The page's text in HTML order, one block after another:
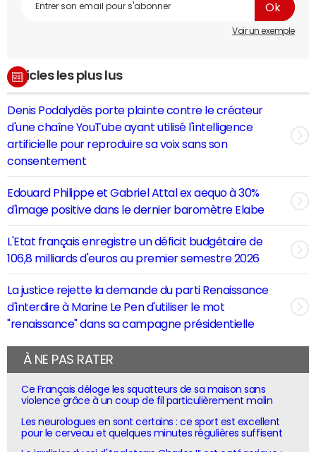
Voir un exemple
Articles les plus lus
Denis Podalydès porte plainte contre le créateur
d'une chaîne YouTube ayant utilisé l'intelligence
artificielle pour reproduire sa voix sans son
consentement
Edouard Philippe et Gabriel Attal ex aequo à 30%
d'image positive dans le dernier baromètre Elabe
L'Etat français enregistre un déficit budgétaire de
106,8 milliards d'euros au premier semestre 2026
La justice rejette la demande du parti Renaissance
d'interdire à Marine Le Pen d'utiliser le mot
"renaissance" dans sa campagne présidentielle
À NE PAS RATER
Ce Français déloge les squatteurs de sa maison sans
violence grâce à un coup de fil particulièrement malin
Les neurologues en sont certains : ce sport est excellent
pour le cerveau et quelques minutes régulières suffisent